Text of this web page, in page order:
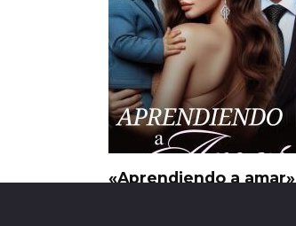
«Aprendiendo a amar»